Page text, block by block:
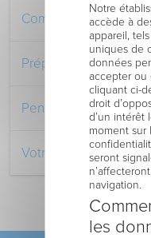
Comment venir au
Préparer votre séjour
Pendant votre séjour
Votre retour au
Notre
accède à
appareil,
uniques de
données
accepter ou
cliquant ci-
droit
d’un intérêt
moment
seront
navigation.
les